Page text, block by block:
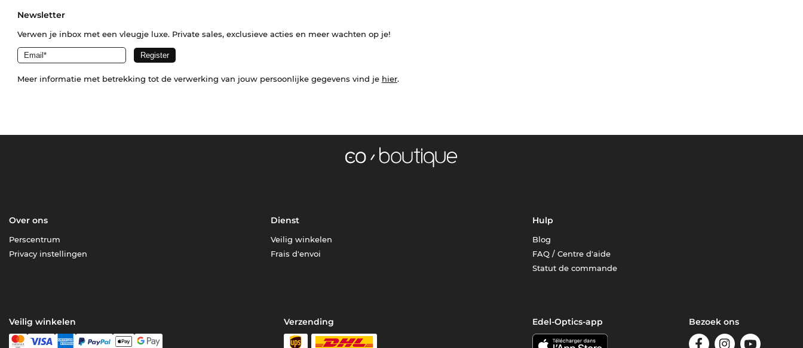
Newsletter
Verwen je inbox met een vleugje luxe. Private sales, exclusieve acties en meer wachten op je!
Meer informatie met betrekking tot de verwerking van jouw persoonlijke gegevens vind je hier.
Over ons
Perscentrum
Privacy instellingen
Dienst
Veilig winkelen
Frais d'envoi
Hulp
Blog
FAQ / Centre d'aide
Statut de commande
Veilig winkelen Verzending Edel-Optics-app Bezoek ons